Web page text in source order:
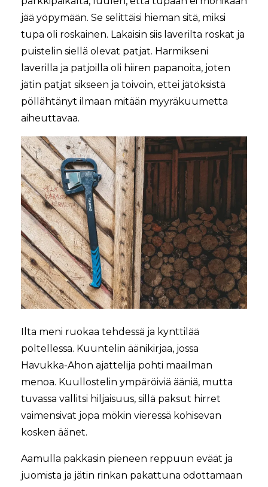
jää yöpymään. Se selittäisi hieman sitä, miksi
tupa oli roskainen. Lakaisin siis laverilta roskat ja
puistelin siellä olevat patjat. Harmikseni
laverilla ja patjoilla oli hiiren papanoita, joten
jätin patjat sikseen ja toivoin, ettei jätöksistä
pöllähtänyt ilmaan mitään myyräkuumetta
aiheuttavaa.
Ilta meni ruokaa tehdessä ja kynttilää
poltellessa. Kuuntelin äänikirjaa, jossa
Havukka-Ahon ajattelija pohti maailman
menoa. Kuullostelin ympäröiviä ääniä, mutta
tuvassa vallitsi hiljaisuus, sillä paksut hirret
vaimensivat jopa mökin vieressä kohisevan
kosken äänet.
Aamulla pakkasin pieneen reppuun eväät ja
juomista ja jätin rinkan pakattuna odottamaan